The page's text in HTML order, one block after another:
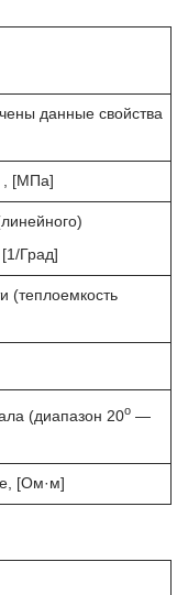
данные свойства
, [МПа]
Град]
(теплоемкость
(диапазон 20o—
[Ом·м]